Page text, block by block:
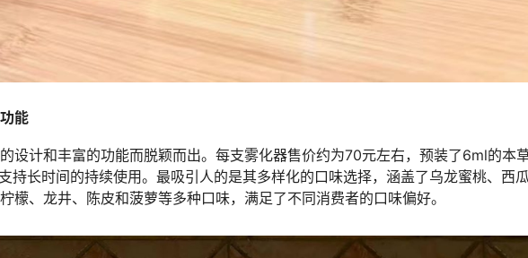
能
设计和丰富的功能而脱颖而出。每支雾化器售价约为70元左右，预装了6ml的本
持长时间的持续使用。最吸引人的是其多样化的口味选择，涵盖了乌龙蜜桃、西瓜
檬、龙井、陈皮和菠萝等多种口味，满足了不同消费者的口味偏好。